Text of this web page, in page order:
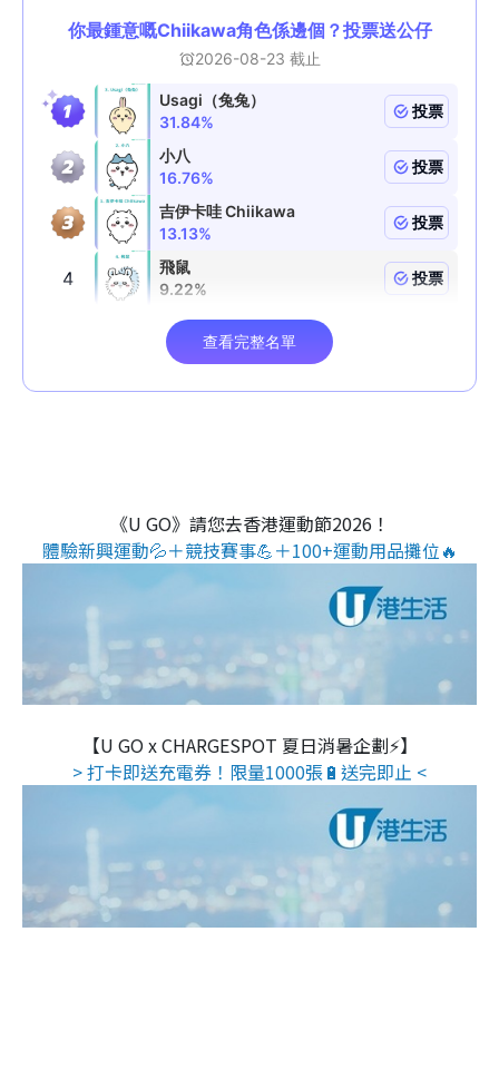
《U GO》請您去香港運動節2026！
體驗新興運動💦＋競技賽事💪＋100+運動用品攤位🔥
【U GO x CHARGESPOT 夏日消暑企劃⚡】
> 打卡即送充電券！限量1000張🔋送完即止 <